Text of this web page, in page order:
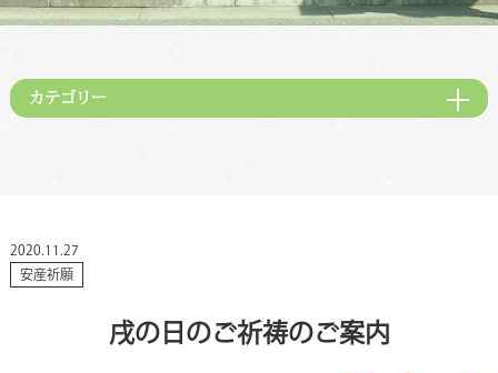
カテゴリー
2020.11.27
安産祈願
戌の日のご祈祷のご案内